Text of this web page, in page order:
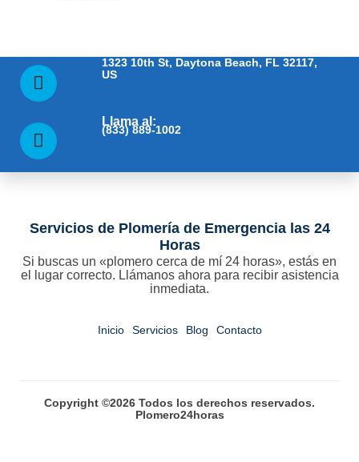
1323 10th St, Daytona Beach, FL 32117,
US
Llama al:
(833) 889-1002
Servicios de Plomería de Emergencia las 24
Horas
Si buscas un «plomero cerca de mí 24 horas», estás en
el lugar correcto. Llámanos ahora para recibir asistencia
inmediata.
Inicio Servicios Blog Contacto
Copyright ©2026 Todos los derechos reservados.
Plomero24horas